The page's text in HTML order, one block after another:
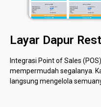
Layar Dapur
Integrasi Point of Sales
mempermudah segalanya.
langsung mengelola